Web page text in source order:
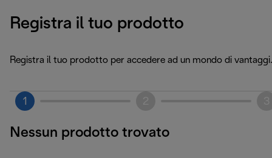
Registra il tuo prodotto
Registra il tuo prodotto per accedere ad un mondo di vantaggi.
1
Nessun prodotto trovato